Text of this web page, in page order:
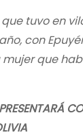
tuvo en
con
mujer que